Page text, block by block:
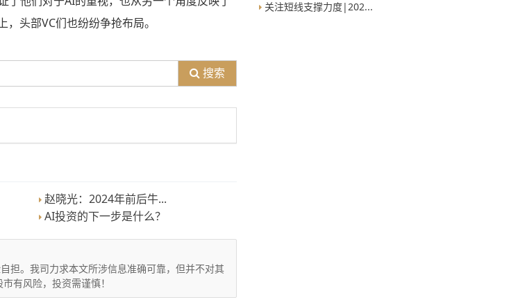
头部VC们也纷纷争抢布局。
搜索
赵晓光：2024年前后牛...
AI投资的下一步是什么？
担。我司力求本文所涉信息准确可靠，但并不对其
有风险，投资需谨慎！
关注短线支撑力度|202...